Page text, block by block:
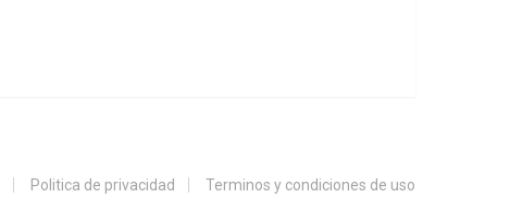
Politica de privacidad Terminos y condiciones de uso